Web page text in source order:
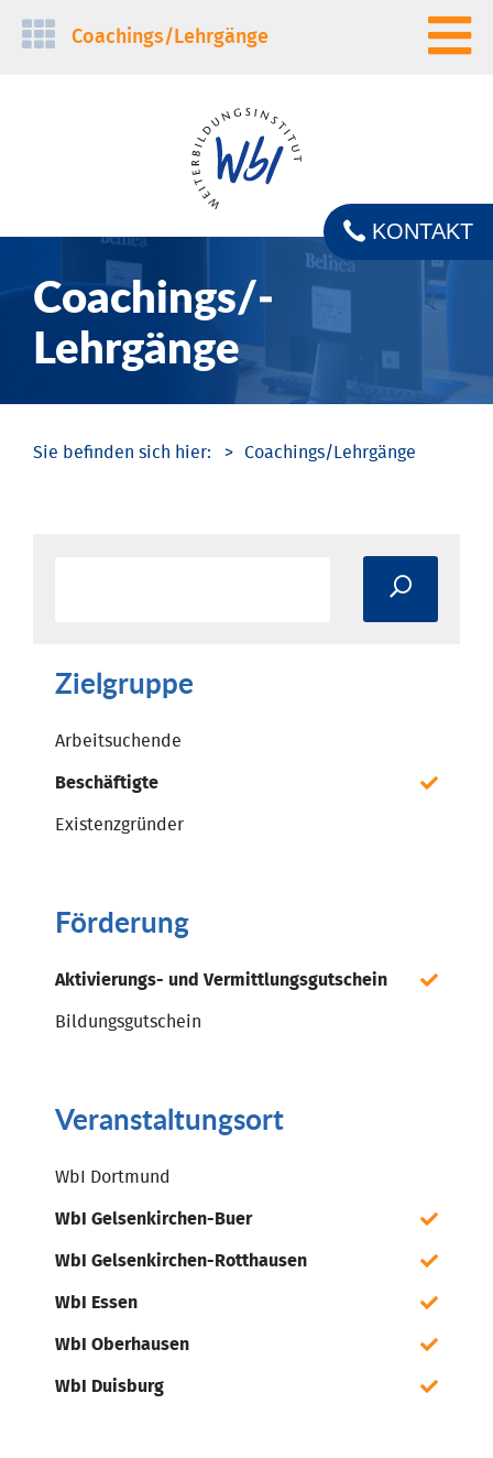
Navigation
Coachings/­Lehrgänge
Coachings/­
Lehrgänge
KONTAKT
Coachings/­Lehrgänge
Zielgruppe
Arbeitsuchende
Beschäftigte
Existenzgründer
Förderung
Aktivierungs- und Vermittlungsgutschein
Bildungsgutschein
Veranstaltungsort
WbI Dortmund
WbI Gelsenkirchen-Buer
WbI Gelsenkirchen-Rotthausen
WbI Essen
WbI Oberhausen
WbI Duisburg